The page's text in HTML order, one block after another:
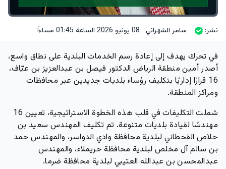
نشر: سامر الشهراني 08 يونيو 2026 الساعة 01:45 مساءاً
في تحرك يهدف إلى إعادة رسم الخدمات البلدية على نطاق واسع،
أصدر أمين منطقة الرياض الدكتور فيصل بن عبدالعزيز بن عيّاف،
16 قرارًا إداريًا بتكليف رؤساء بلديات جديدين عبر محافظات
ومراكز المنطقة.
شملت التكليفات في قلب هذه الخطوة الاستراتيجية، تعيين 16
مهندسًا لقيادة بلديات متنوعة. تم تكليف المهندس سعيد بن
حلاص القحطاني لبلدية محافظة وادي الدواسر، والمهندس حمد
بن سالم آل مخلص لبلدية محافظة حريملاء، والمهندس
عبدالمحسن بن عبدالله العتيبي لبلدية محافظة ضرما.